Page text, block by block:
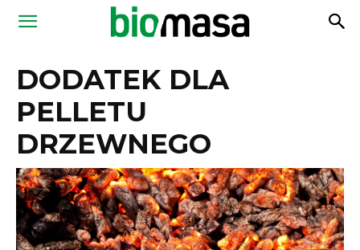
Magazyn
DODATEK DLA
PELLETU
DRZEWNEGO